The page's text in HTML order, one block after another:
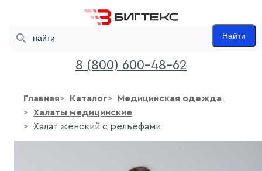
Найти
8 (800) 600-48-62
Главная Каталог
Медицинская одежда
Халаты медицинские
Халат женский с рельефами